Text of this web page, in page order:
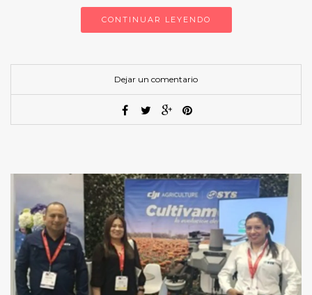
CONTINUAR LEYENDO
Dejar un comentario